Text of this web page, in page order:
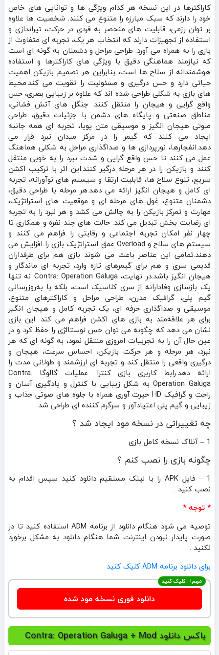
کاراکترها در این نسخه هر کدام ویژگی‌ ها و توانایی‌ های خاص
خود را دارند که سبک مبارزه را متنوع می‌ کنند. شخصیت‌ ها علاوه
بر توان رزمی، قابلیت‌ های منحصر به فردی در حرکت، تیراندازی و
استفاده از تجهیزات دارند که انتخاب هر یک، تجربه‌ ای متفاوت از
بازی را به همراه می‌ آورد. طراحی مراحل و دشمنان به گونه‌ ای است
که نیازمند هماهنگی دقیق با ویژگی‌ های کاراکترها و استفاده
هوشمندانه از سلاح‌ ها است، بنابراین هر تصمیم بازیکن اهمیت
حیاتی دارد و حس درگیری و مسئولیت را تقویت می‌ کند.محیط‌
های بازی به شکلی طراحی شده‌ اند که علاوه بر زیبایی بصری، حس
واقع‌ گرایی و هیجان را منتقل کنند. جنگل‌ های آتش‌ فشانی،
مناطق صنعتی و پایگاه‌ های دشمن با جزئیات دقیق، طراحی
صوتی هیجان‌ انگیز و موسیقی متن پویا، تجربه‌ ای همه‌ جانبه
ایجاد می‌ کنند که گیمر را در مرکز میدان نبرد قرار می‌
دهد.انفجارها، نورپردازی‌ ها و صداگذاری مراحل به شکلی هماهنگ
عمل می‌ کنند تا حس واقع‌ گرایی و شدت نبرد را به‌ خوبی منتقل
کنند و بازیکن را در هر مرحله درگیر کنند.این اثر با ترکیب اکشن
سریع، تنوع سلاح‌ ها، قابلیت ارتقا و سیستم‌ های نوآورانه، تجربه‌
ای کامل و هیجان‌ انگیز ارائه می‌ دهد.هر مرحله با طراحی دقیق،
دشمنان متنوع، غول‌ های مرحله‌ ای و موقعیت‌ های استراتژیک،
مهارت و تمرکز بازیکن را به چالش می‌ کشد و هر نبرد را به تجربه‌
ای رضایت‌ بخش تبدیل می‌ کند. حالت‌ های چند نفره و همکاری تا
چهار نفر امکان تجربه اجتماعی و رقابتی را فراهم می‌ کنند و
سیستم‌ های سلاح و Overload عمق استراتژیک بازی را افزایش می‌
دهند.تمامی این عناصر باعث می‌ شوند بازی هم برای طرفداران
قدیمی سری و هم برای گیمرهای تازه‌ وارد، تجربه‌ ای ماندگار و
هیجان‌ انگیز باشد.در نهایت، Contra: Operation Galuga نه تنها
یک بازسازی وفادارانه از سری کلاسیک است، بلکه با به‌روزرسانی
گیم‌ پلی، گرافیک مدرن، طراحی مراحل و کاراکترهای متنوع،
موسیقی و صداگذاری حرفه‌ ای، یک تجربه کامل و هیجان‌ انگیز
برای هر علاقه‌مند به بازی‌ های اکشن فراهم می‌ کند. این بازی
نشان می‌ دهد که چگونه می‌ توان حس نوستالژی را حفظ کرد و در
عین حال آن را به تجربیات امروزی منتقل نمود، به گونه‌ ای که هر
نبرد، هر مرحله و هر حرکت بازیکن، احساس سرعت، هیجان و
درگیری واقعی را منتقل کند و تجربه‌ ای ارزشمند و طولانی مدت را
ارائه دهد.رابط کاربری بازی کنترا: عملیات گالوگا Contra:
Operation Galuga به شکل زیبایی با کنترل و یادگیری آسان و
راحت و گرافیک HD حیرت آوری همراه با جلوه های صوتی جذاب و
زیبایی و گیم پلی اعتیادآور و سرگرم کننده ای طراحی شد .
چه تغییراتی در نسخه مود ایجاد شد ؟
1 – آنلاک نسخه کامل بازی
چگونه بازی را نصب کنم ؟
1 – فایل APK را با لینک مستقیم دانلود کنید سپس اقدام به
نصب کنید .
* توجه *
توصیه می شود هنگام دانلود از برنامه ADM استفاده کنید تا در
صورت پایدار نبودن اینترنت شما هنگام دانلود به مشکل برخورد
نکنید .
برای دانلود برنامه ADM کلیک کنید
مهم! : کلیک کنید
دانلود فوری نسخه مود شده
باکس دانلود Contra: Operation Galuga + Mod